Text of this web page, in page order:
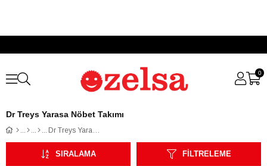
0
Dr Treys Yarasa Nöbet Takımı
Dr Treys Yarasa Nöbet Takımı
FILTRELEME
SIRALAMA